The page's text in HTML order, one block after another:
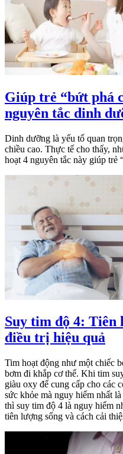
Giúp trẻ “bứt phá
nguyên tắc dinh
Dinh dưỡng là yếu tố quan
chiều cao. Thực tế cho thấy,
hoạt 4 nguyên tắc này giúp trẻ
Suy tim độ 4: Tiên
điều trị hiệu quả
Tim hoạt động như một chiếc
bơm đi khắp cơ thể. Khi tim
giàu oxy để cung cấp cho các
sức khỏe mà nguy hiểm nhất
thì suy tim độ 4 là nguy hiểm
tiên lượng sống và cách cải